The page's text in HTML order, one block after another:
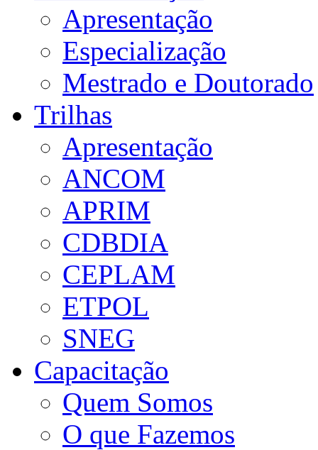
Apresentação
Especialização
Mestrado e Doutorado
Trilhas
Apresentação
ANCOM
APRIM
CDBDIA
CEPLAM
ETPOL
SNEG
Capacitação
Quem Somos
O que Fazemos